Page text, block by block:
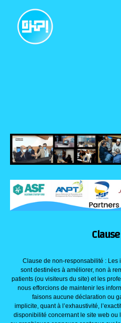
Clause de non-responsabilité : Les
sont destinées à améliorer, non à
patients (ou visiteurs du site) et les
nous efforcions de maintenir les
faisons aucune déclaration ou
implicite, quant à l’exhaustivité,
disponibilité concernant le site web ou